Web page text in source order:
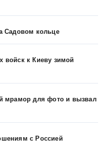
Садовом кольце
войск к Киеву зимой
мрамор для фото и вызвал
с Россией